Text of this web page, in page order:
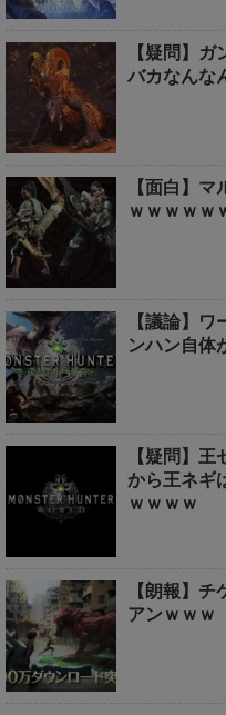
【疑問】
バカなんな
【面白】
ｗｗｗｗｗ
【議論】
ンハン自体
【疑問】
から王ネギ
ｗｗｗｗ
【朗報】
アンｗｗｗ